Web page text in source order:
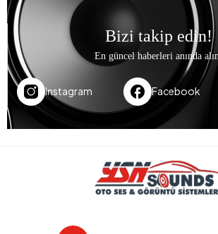
Bizi takip edin!
En güncel haberleri anında
Instagram Facebook